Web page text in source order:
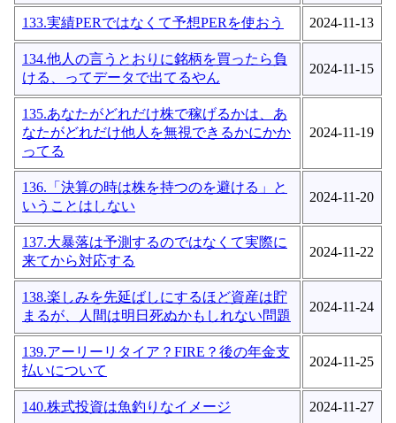
133.実績PERではなくて予想PERを使おう 2024-11-13
134.他人の言うとおりに銘柄を買ったら負
ける、ってデータで出てるやん
2024-11-15
135.あなたがどれだけ株で稼げるかは、あ
なたがどれだけ他人を無視できるかにかか
ってる
2024-11-19
136.「決算の時は株を持つのを避ける」と
いうことはしない
2024-11-20
137.大暴落は予測するのではなくて実際に
来てから対応する
2024-11-22
138.楽しみを先延ばしにするほど資産は貯
まるが、人間は明日死ぬかもしれない問題
2024-11-24
139.アーリーリタイア？FIRE？後の年金支
払いについて
2024-11-25
140.株式投資は魚釣りなイメージ 2024-11-27